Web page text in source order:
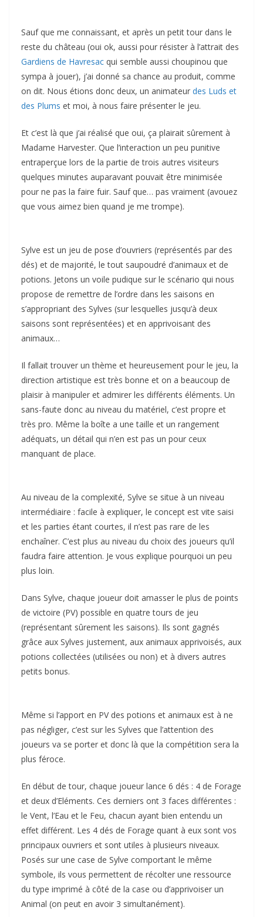
Sauf que me connaissant, et après un petit tour dans le
reste du château (oui ok, aussi pour résister à l’attrait des
Gardiens de Havresac qui semble aussi choupinou que
sympa à jouer), j’ai donné sa chance au produit, comme
on dit. Nous étions donc deux, un animateur des Luds et
des Plums et moi, à nous faire présenter le jeu.
Et c’est là que j’ai réalisé que oui, ça plairait sûrement à
Madame Harvester. Que l’interaction un peu punitive
entraperçue lors de la partie de trois autres visiteurs
quelques minutes auparavant pouvait être minimisée
pour ne pas la faire fuir. Sauf que… pas vraiment (avouez
que vous aimez bien quand je me trompe).
Sylve est un jeu de pose d’ouvriers (représentés par des
dés) et de majorité, le tout saupoudré d’animaux et de
potions. Jetons un voile pudique sur le scénario qui nous
propose de remettre de l’ordre dans les saisons en
s’appropriant des Sylves (sur lesquelles jusqu’à deux
saisons sont représentées) et en apprivoisant des
animaux…
Il fallait trouver un thème et heureusement pour le jeu, la
direction artistique est très bonne et on a beaucoup de
plaisir à manipuler et admirer les différents éléments. Un
sans-faute donc au niveau du matériel, c’est propre et
très pro. Même la boîte a une taille et un rangement
adéquats, un détail qui n’en est pas un pour ceux
manquant de place.
Au niveau de la complexité, Sylve se situe à un niveau
intermédiaire : facile à expliquer, le concept est vite saisi
et les parties étant courtes, il n’est pas rare de les
enchaîner. C’est plus au niveau du choix des joueurs qu’il
faudra faire attention. Je vous explique pourquoi un peu
plus loin.
Dans Sylve, chaque joueur doit amasser le plus de points
de victoire (PV) possible en quatre tours de jeu
(représentant sûrement les saisons). Ils sont gagnés
grâce aux Sylves justement, aux animaux apprivoisés, aux
potions collectées (utilisées ou non) et à divers autres
petits bonus.
Même si l’apport en PV des potions et animaux est à ne
pas négliger, c’est sur les Sylves que l’attention des
joueurs va se porter et donc là que la compétition sera la
plus féroce.
En début de tour, chaque joueur lance 6 dés : 4 de Forage
et deux d’Eléments. Ces derniers ont 3 faces différentes :
le Vent, l’Eau et le Feu, chacun ayant bien entendu un
effet différent. Les 4 dés de Forage quant à eux sont vos
principaux ouvriers et sont utiles à plusieurs niveaux.
Posés sur une case de Sylve comportant le même
symbole, ils vous permettent de récolter une ressource
du type imprimé à côté de la case ou d’apprivoiser un
Animal (on peut en avoir 3 simultanément).